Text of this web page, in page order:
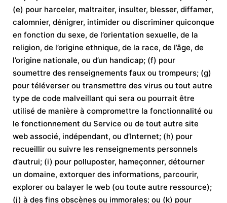
(e) pour harceler, maltraiter, insulter, blesser, diffamer,
calomnier, dénigrer, intimider ou discriminer quiconque
en fonction du sexe, de l’orientation sexuelle, de la
religion, de l’origine ethnique, de la race, de l’âge, de
l’origine nationale, ou d’un handicap; (f) pour
soumettre des renseignements faux ou trompeurs; (g)
pour téléverser ou transmettre des virus ou tout autre
type de code malveillant qui sera ou pourrait être
utilisé de manière à compromettre la fonctionnalité ou
le fonctionnement du Service ou de tout autre site
web associé, indépendant, ou d’Internet; (h) pour
recueillir ou suivre les renseignements personnels
d’autrui; (i) pour polluposter, hameçonner, détourner
un domaine, extorquer des informations, parcourir,
explorer ou balayer le web (ou toute autre ressource);
(j) à des fins obscènes ou immorales; ou (k) pour